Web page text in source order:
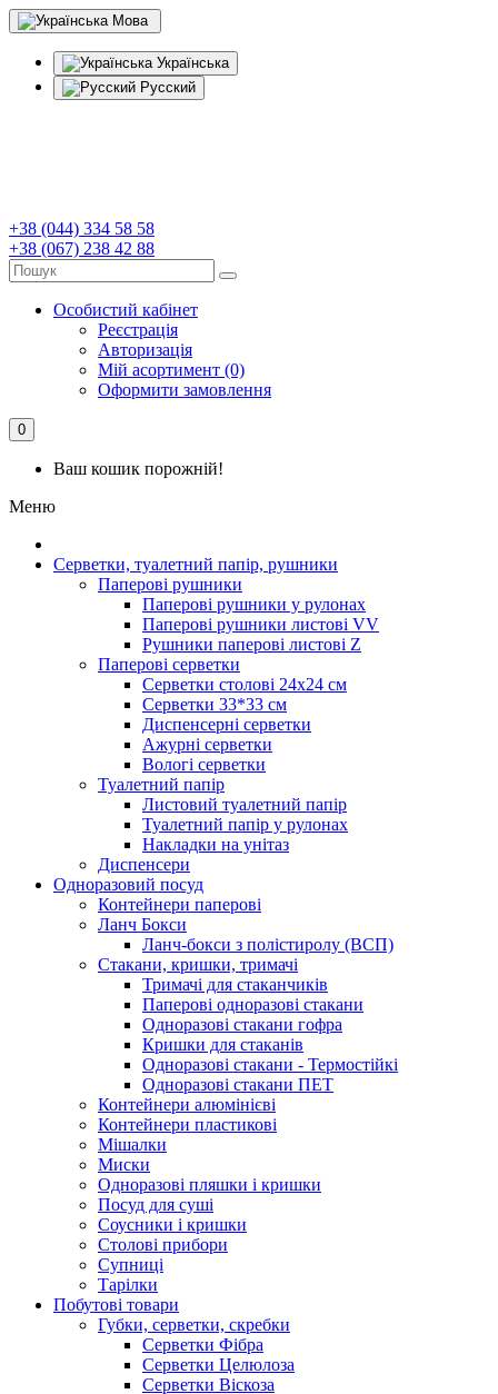
Мова
Українська
Русский
+38 (044) 334 58 58
+38 (067) 238 42 88
Особистий кабінет
Реєстрація
Авторизація
Мій асортимент (0)
Оформити замовлення
0
Ваш кошик порожній!
Меню
Серветки, туалетний папір, рушники
Паперові рушники
Паперові рушники у рулонах
Паперові рушники листові VV
Рушники паперові листові Z
Паперові серветки
Серветки столові 24х24 см
Серветки 33*33 см
Диспенсерні серветки
Ажурні серветки
Вологі серветки
Туалетний папір
Листовий туалетний папір
Туалетний папір у рулонах
Накладки на унітаз
Диспенсери
Одноразовий посуд
Контейнери паперові
Ланч Бокси
Ланч-бокси з полістиролу (ВСП)
Стакани, кришки, тримачі
Тримачі для стаканчиків
Паперові одноразові стакани
Одноразові стакани гофра
Кришки для стаканів
Одноразові стакани - Термостійкі
Одноразові стакани ПЕТ
Контейнери алюмінієві
Контейнери пластикові
Мішалки
Миски
Одноразові пляшки і кришки
Посуд для суші
Соусники і кришки
Столові прибори
Супниці
Тарілки
Побутові товари
Губки, серветки, скребки
Серветки Фібра
Серветки Целюлоза
Серветки Віскоза